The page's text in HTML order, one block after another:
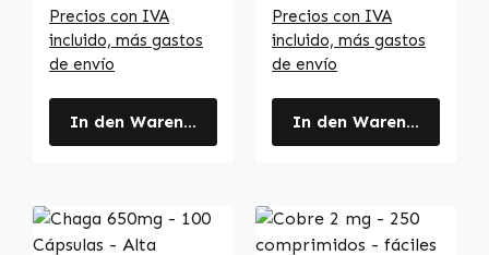
corazón y más |
Warnke
Vitalstoffe
Precios con IVA
incluido, más gastos
de envío
In den Warenkorb
corazón y más |
Warnke
Vitalstoffe
Precios con IVA
incluido, más gastos
de envío
In den Warenkorb